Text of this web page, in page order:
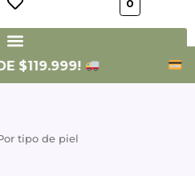
0
$119.999! 3
tipo de piel